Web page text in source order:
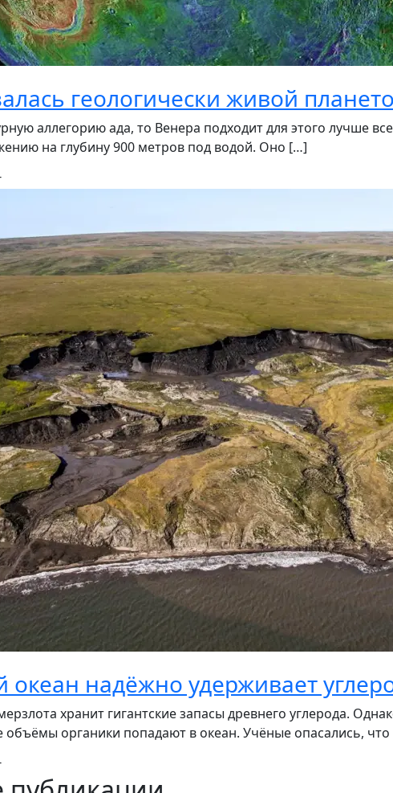
геологически живой
аллегорию ада, то Венера подходит для этого лучше
на глубину 900 метров под водой. Оно […]
океан надёжно удерживает
хранит гигантские запасы древнего углерода.
объёмы органики попадают в океан. Учёные опасались,